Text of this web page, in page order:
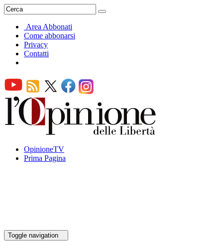
Area Abbonati
Come abbonarsi
Privacy
Contatti
OpinioneTV
Prima Pagina
Toggle navigation